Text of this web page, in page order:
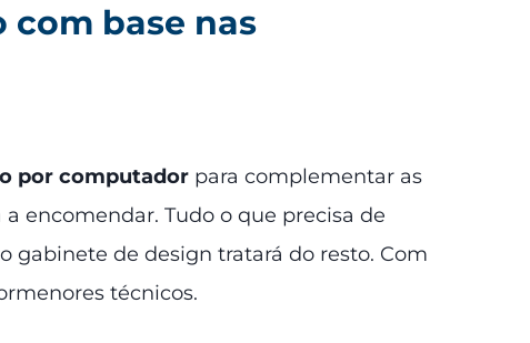
com base nas
por computador para complementar as
encomendar. Tudo o que precisa de
gabinete de design tratará do resto. Com
técnicos.